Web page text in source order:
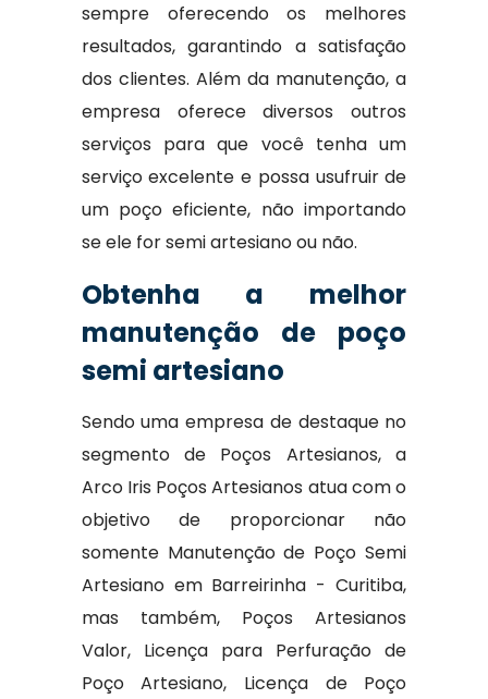
sempre oferecendo os melhores
resultados, garantindo a satisfação
dos clientes. Além da manutenção, a
empresa oferece diversos outros
serviços para que você tenha um
serviço excelente e possa usufruir de
um poço eficiente, não importando
se ele for semi artesiano ou não.
Obtenha a melhor
manutenção de poço
semi artesiano
Sendo uma empresa de destaque no
segmento de Poços Artesianos, a
Arco Iris Poços Artesianos atua com o
objetivo de proporcionar não
somente Manutenção de Poço Semi
Artesiano em Barreirinha - Curitiba,
mas também, Poços Artesianos
Valor, Licença para Perfuração de
Poço Artesiano, Licença de Poço